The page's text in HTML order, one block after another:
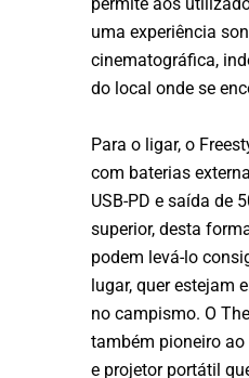
uma experiência
cinematográfica,
do local onde se
Para o ligar, o
com baterias
USB-PD e saída de
superior, desta
podem levá-lo
lugar, quer estejam
no campismo. O
também pioneiro ao
e projetor portátil